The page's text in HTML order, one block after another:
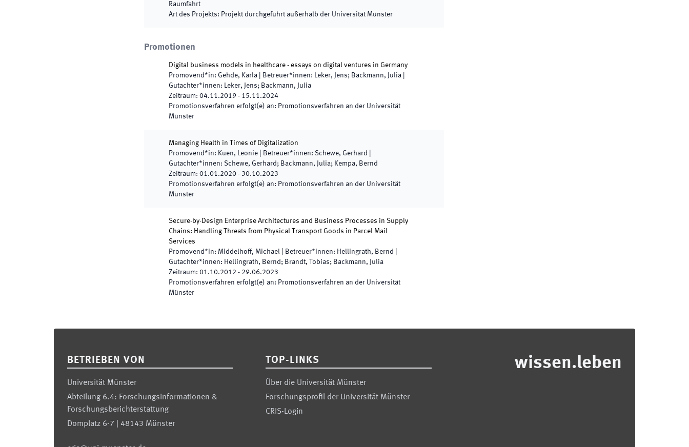
Raumfahrt
Art des Projekts: Projekt durchgeführt außerhalb der Universität Münster
Promotionen
Digital business models in healthcare - essays on digital ventures in Germany
Promovend*in: Gehde, Karla Betreuer*innen: Leker, Jens; Backmann, Julia
Gutachter*innen: Leker, Jens; Backmann, Julia
Zeitraum: 04.11.2019 - 15.11.2024
Promotionsverfahren erfolgt(e) an: Promotionsverfahren an der Universität
Münster
Managing Health in Times of Digitalization
Promovend*in: Kuen, Leonie Betreuer*innen: Schewe, Gerhard
Gutachter*innen: Schewe, Gerhard; Backmann, Julia; Kempa, Bernd
Zeitraum: 01.01.2020 - 30.10.2023
Promotionsverfahren erfolgt(e) an: Promotionsverfahren an der Universität
Münster
Secure-by-Design Enterprise Architectures and Business Processes in Supply
Chains: Handling Threats from Physical Transport Goods in Parcel Mail
Services
Promovend*in: Middelhoff, Michael Betreuer*innen: Hellingrath, Bernd
Gutachter*innen: Hellingrath, Bernd; Brandt, Tobias; Backmann, Julia
Zeitraum: 01.10.2012 - 29.06.2023
Promotionsverfahren erfolgt(e) an: Promotionsverfahren an der Universität
Münster
BETRIEBEN VON
Universität Münster
Abteilung 6.4: Forschungsinformationen &
Forschungsberichterstattung
Domplatz 6-7 | 48143 Münster
TOP-LINKS
Über die Universität Münster
Forschungsprofil der Universität Münster
CRIS-Login
wissen.leben